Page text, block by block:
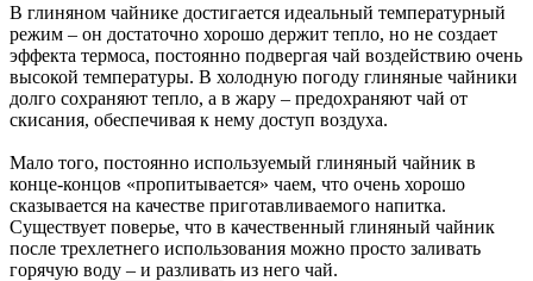
В глиняном чайнике достигается идеальный температурный
режим – он достаточно хорошо держит тепло, но не создает
эффекта термоса, постоянно подвергая чай воздействию очень
высокой температуры. В холодную погоду глиняные чайники
долго сохраняют тепло, а в жару – предохраняют чай от
скисания, обеспечивая к нему доступ воздуха.
Мало того, постоянно используемый глиняный чайник в
конце-концов «пропитывается» чаем, что очень хорошо
сказывается на качестве приготавливаемого напитка.
Существует поверье, что в качественный глиняный чайник
после трехлетнего использования можно просто заливать
горячую воду – и разливать из него чай.